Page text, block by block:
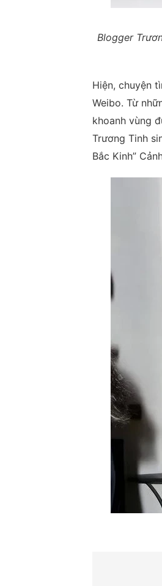
Blogger
Hiện, chuyện
Weibo. Từ
khoanh vùng
Trương Tinh
Bắc Kinh”